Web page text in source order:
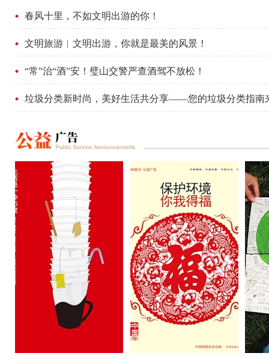
春风十里，不如文明出游的你！
文明旅游︱文明出游，你就是最美的风景！
“常”治“酒”安！璧山交警严查酒驾不放松！
垃圾分类新时尚，美好生活共分享——您的垃圾分类指南